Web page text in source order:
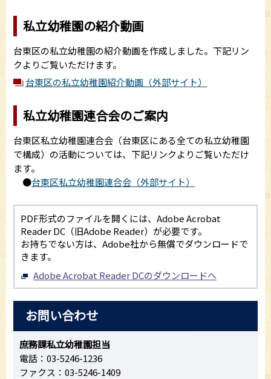
私立幼稚園の紹介動画
台東区の私立幼稚園の紹介動画を作成しました。下記リン
クよりご覧いただけます。
台東区の私立幼稚園紹介動画（外部サイト）
私立幼稚園連合会のご案内
台東区私立幼稚園連合会（台東区にある全ての私立幼稚園
で構成）の活動については、下記リンクよりご覧いただけ
ます。
●台東区私立幼稚園連合会（外部サイト）
PDF形式のファイルを開くには、Adobe Acrobat
Reader DC（旧Adobe Reader）が必要です。
お持ちでない方は、Adobe社から無償でダウンロードで
きます。
Adobe Acrobat Reader DCのダウンロードへ
お問い合わせ
庶務課私立幼稚園担当
電話：03-5246-1236
ファクス：03-5246-1409